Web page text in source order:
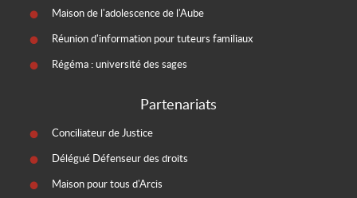
Maison de l'adolescence de l'Aube
Réunion d'information pour tuteurs familiaux
Régéma : université des sages
Partenariats
Conciliateur de Justice
Délégué Défenseur des droits
Maison pour tous d'Arcis